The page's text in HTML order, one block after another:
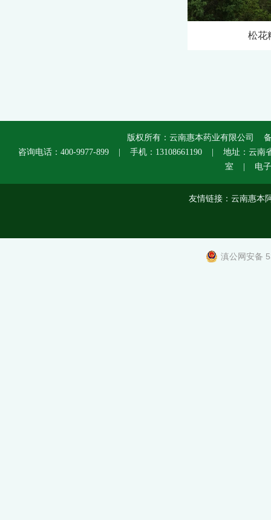
松花
版权所有：云南惠本药业有限公司
咨询电话：400-9977-899 | 手机：13108661190 | 地址：云南省
室 | 电子邮
友情链接： 云南惠本
滇公网安备